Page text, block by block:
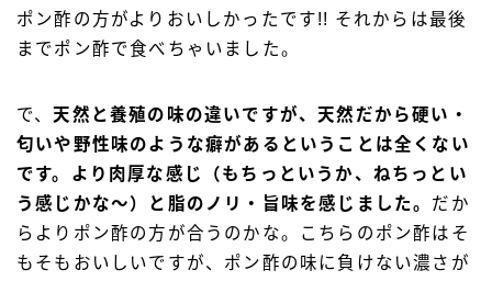
ポン酢の方がよりおいしかったです!! それからは最後
までポン酢で食べちゃいました。
で、天然と養殖の味の違いですが、天然だから硬い・
匂いや野性味のような癖があるということは全くない
です。より肉厚な感じ（もちっというか、ねちっとい
う感じかな〜）と脂のノリ・旨味を感じました。 だか
らよりポン酢の方が合うのかな。こちらのポン酢はそ
もそもおいしいですが、ポン酢の味に負けない濃さが